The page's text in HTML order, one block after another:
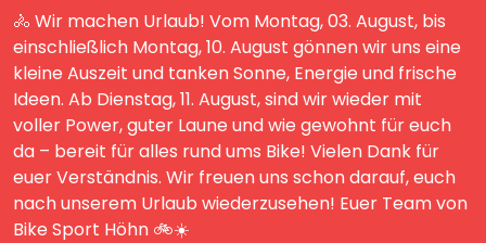
🚴 Wir machen Urlaub! Vom Montag, 03. August, bis
einschließlich Montag, 10. August gönnen wir uns eine
kleine Auszeit und tanken Sonne, Energie und frische
Ideen. Ab Dienstag, 11. August, sind wir wieder mit
voller Power, guter Laune und wie gewohnt für euch
da – bereit für alles rund ums Bike! Vielen Dank für
euer Verständnis. Wir freuen uns schon darauf, euch
nach unserem Urlaub wiederzusehen! Euer Team von
Bike Sport Höhn 🚲☀️